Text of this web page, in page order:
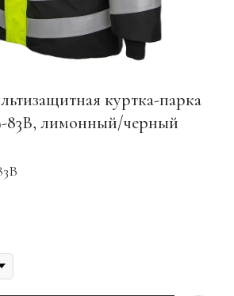
куртка-парка
83В, лимонный/черный